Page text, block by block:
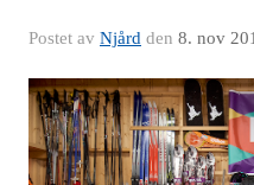
Postet av Njård den 8. nov